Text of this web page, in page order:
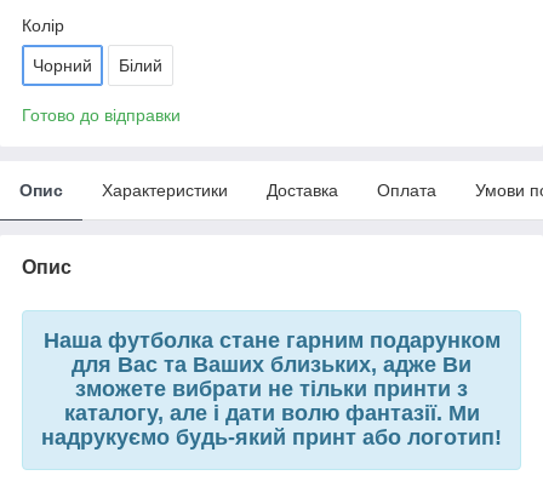
Колір
Чорний Білий
Готово до відправки
Опис Характеристики Доставка Оплата Умови
Опис
Наша футболка стане гарним подарунком
для Вас та Ваших близьких, адже Ви
зможете вибрати не тільки принти з
каталогу, але і дати волю фантазії. Ми
надрукуємо будь-який принт або логотип!